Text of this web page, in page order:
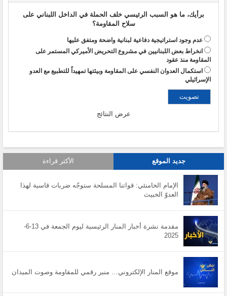
برأيك، ما هو السبب الرئيسي خلف الحملة في الداخل اللبناني على
سلاح المقاومة؟
عدم وجود استراتيجية دفاعية لبنانية واضحة ومتفق عليها
انخراط بعض اللبنانيين في مشروع التحريض الأميركي المستمر على
المقاومة منذ عقود
استكمال العدوان النفسي على المقاومة وبيئتها تمهيداً للتطبيع مع العدو
الإسرائيلي
عرض النتائج
جديد الموقع الأكثر قراءة
الإمام الخامنئي: قواتنا المسلحة ستوجّه ضربات قاسية لهذا
العدوّ الخبيث
مقدمة نشرة أخبار المنار الرئيسية ليوم الجمعة في 13-6-
2025
موقع المنار الإلكتروني… منبر رقمي للمقاومة وصوت الميدان